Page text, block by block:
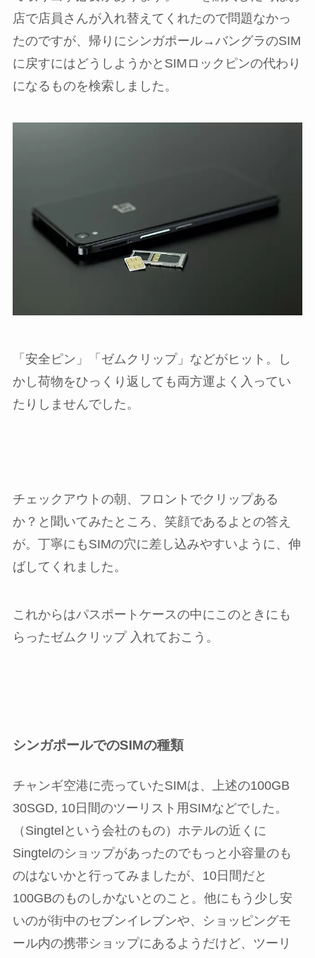
店で店員さんが入れ替えてくれたので問題なかっ
たのですが、帰りにシンガポール→バングラのSIM
に戻すにはどうしようかとSIMロックピンの代わり
になるものを検索しました。
「安全ピン」「ゼムクリップ」などがヒット。し
かし荷物をひっくり返しても両方運よく入ってい
たりしませんでした。
チェックアウトの朝、フロントでクリップある
か？と聞いてみたところ、笑顔であるよとの答え
が。丁寧にもSIMの穴に差し込みやすいように、伸
ばしてくれました。
これからはパスポートケースの中にこのときにも
らったゼムクリップ 入れておこう。
シンガポールでのSIMの種類
チャンギ空港に売っていたSIMは、上述の100GB
30SGD, 10日間のツーリスト用SIMなどでした。
（Singtelという会社のもの）ホテルの近くに
Singtelのショップがあったのでもっと小容量のも
のはないかと行ってみましたが、10日間だと
100GBのものしかないとのこと。他にもう少し安
いのが街中のセブンイレブンや、ショッピングモ
ール内の携帯ショップにあるようだけど、ツーリ